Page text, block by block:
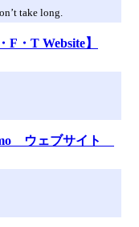
take long.
F・T Website】
ウェブサイト